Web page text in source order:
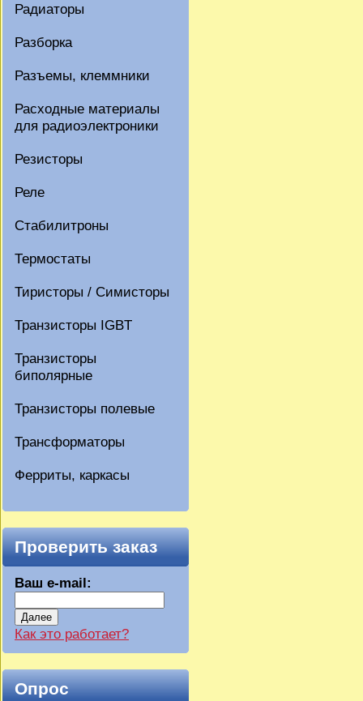
Радиаторы
Разборка
Разъемы, клеммники
Расходные материалы
для радиоэлектроники
Резисторы
Реле
Стабилитроны
Термостаты
Тиристоры / Симисторы
Транзисторы IGBT
Транзисторы
биполярные
Транзисторы полевые
Трансформаторы
Ферриты, каркасы
Проверить заказ
Ваш e-mail:
Далее
Как это работает?
Опрос